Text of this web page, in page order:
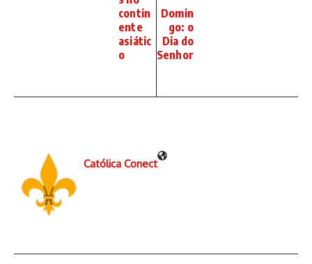
contin
ente
asiátic
o
Domin
go: o
Dia do
Senhor
Católica Conect